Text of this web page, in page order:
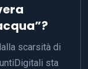
scarsità di
sta